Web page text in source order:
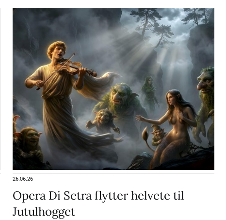
26.06.26
Opera Di Setra flytter helvete til
Jutulhogget